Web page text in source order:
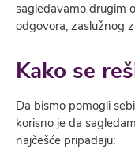
sagledavamo drugim
odgovora, zaslužnog
Kako se
Da bismo pomogli
korisno je da
najčešće pripadaju: